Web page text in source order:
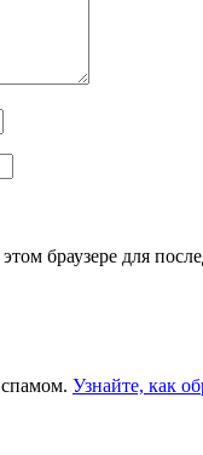
браузере для
Узнайте, как